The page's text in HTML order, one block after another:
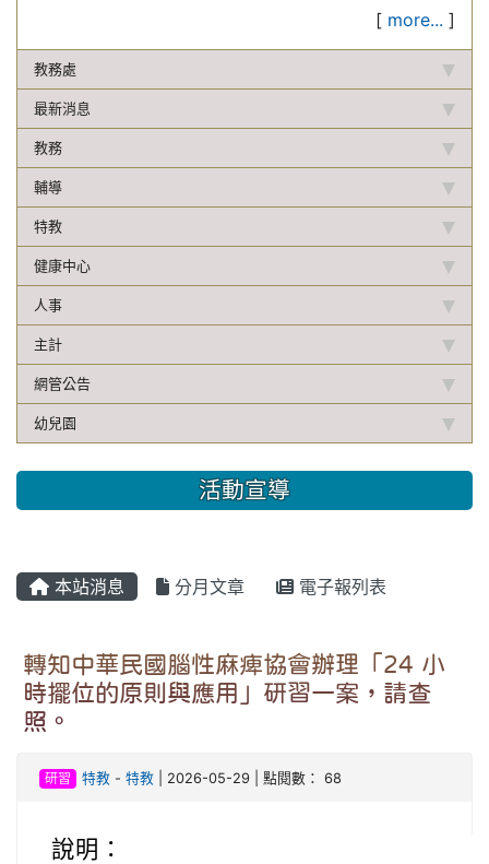
[ more... ]
教務處
最新消息
教務
輔導
特教
健康中心
人事
主計
網管公告
幼兒園
活動宣導
本站消息 分月文章 電子報列表
轉知中華民國腦性麻痺協會辦理「24 小
時擺位的原則與應用」研習一案，請查
照。
研習 特教- 特教| 2026-05-29 | 點閱數： 68
說明：